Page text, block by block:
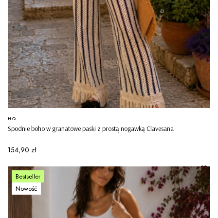
Spodnie boho w granatowe paski z prostą nogawką Clavesana
PRODUCENT
HQ
Cena
154,90 zł
Bestseller
Nowość